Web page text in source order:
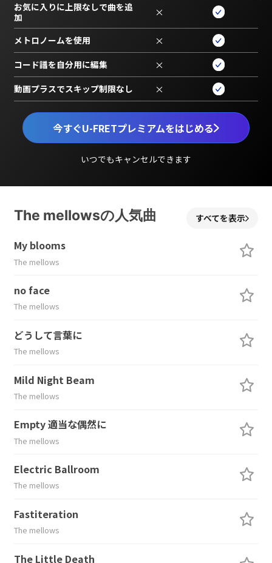
今すぐU-FRETプレミアムをはじめる
いつでもキャンセルできます
お気に入りに上限なしで曲を追
加
×
メトロノームを使用 ×
コード譜を自分用に編集 ×
動画プラスでスキップ制限なし ×
The mellowsの人気曲 すべてを表示
My blooms
The mellows
no face
The mellows
どうして言葉に
The mellows
Mild Night Beam
The mellows
Empty 適当な偶然に
The mellows
Electric Ballroom
The mellows
Fastiteration
The mellows
The Little Death